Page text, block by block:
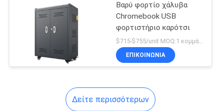
Μεταλλικό πλαίσιο
κρεβατιού
Βαρύ φορτίο χάλυβα
Chromebook USB
φορτιστήριο καρότσι
ΕΠΙΚΟΙΝΩΝΊΑ
Δείτε περισσότερων